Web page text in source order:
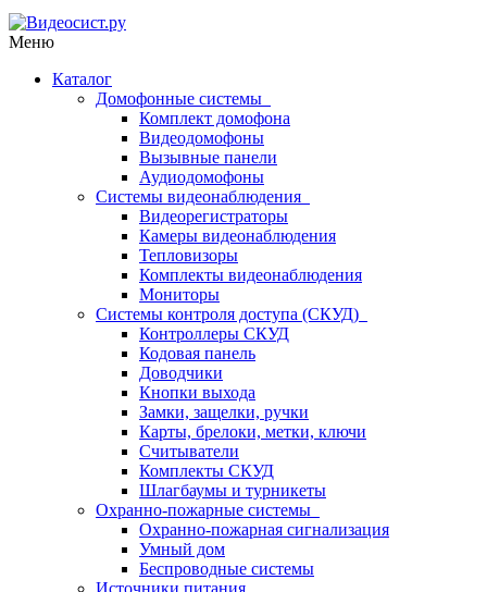
Меню
Каталог
Домофонные системы
Комплект домофона
Видеодомофоны
Вызывные панели
Аудиодомофоны
Системы видеонаблюдения
Видеорегистраторы
Камеры видеонаблюдения
Тепловизоры
Комплекты видеонаблюдения
Мониторы
Системы контроля доступа (СКУД)
Контроллеры СКУД
Кодовая панель
Доводчики
Кнопки выхода
Замки, защелки, ручки
Карты, брелоки, метки, ключи
Считыватели
Комплекты СКУД
Шлагбаумы и турникеты
Охранно-пожарные системы
Охранно-пожарная сигнализация
Умный дом
Беспроводные системы
Источники питания